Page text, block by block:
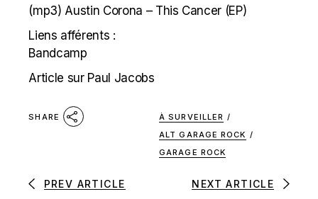
(mp3) Austin Corona – This Cancer (EP)
Liens afférents :
Bandcamp
Article sur Paul Jacobs
SHARE À SURVEILLER /
ALT GARAGE ROCK /
GARAGE ROCK
PREV ARTICLE NEXT ARTICLE